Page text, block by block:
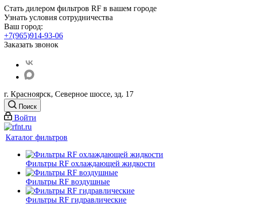
Стать дилером фильтров RF в вашем городе
Узнать условия сотрудничества
Ваш город:
+7(965)914-93-06
Заказать звонок
г. Красноярск, Северное шоссе, зд. 17
Поиск
Войти
Каталог фильтров
Фильтры RF охлаждающей жидкости
Фильтры RF воздушные
Фильтры RF гидравлические